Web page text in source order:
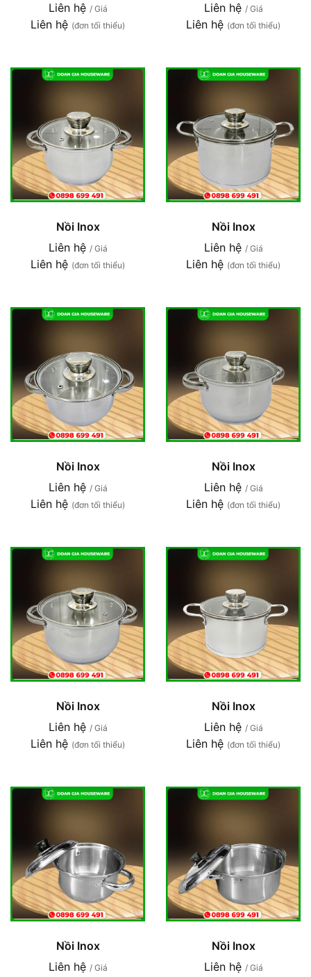
Liên hệ / Giá
Liên hệ (đơn tối thiểu)
Liên hệ / Giá
Liên hệ (đơn tối thiểu)
Nồi Inox
Liên hệ / Giá
Liên hệ (đơn tối thiểu)
Nồi Inox
Liên hệ / Giá
Liên hệ (đơn tối thiểu)
Nồi Inox
Liên hệ / Giá
Liên hệ (đơn tối thiểu)
Nồi Inox
Liên hệ / Giá
Liên hệ (đơn tối thiểu)
Nồi Inox
Liên hệ / Giá
Liên hệ (đơn tối thiểu)
Nồi Inox
Liên hệ / Giá
Liên hệ (đơn tối thiểu)
Nồi Inox
Liên hệ / Giá
Nồi Inox
Liên hệ / Giá